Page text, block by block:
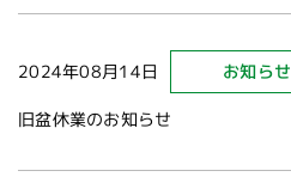
2024年08月14日 お知らせ
旧盆休業のお知らせ